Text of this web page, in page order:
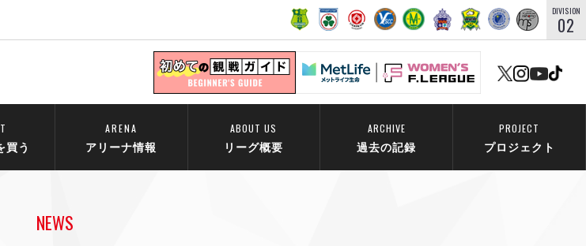
DIVISION
02
買う
ARENA
アリーナ情報
ABOUT US
リーグ概要
ARCHIVE
過去の記録
PROJECT
プロジェクト
NEWS